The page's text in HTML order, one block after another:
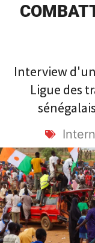
Interview
Ligue des